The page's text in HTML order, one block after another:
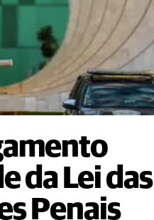
da Lei das
Penais